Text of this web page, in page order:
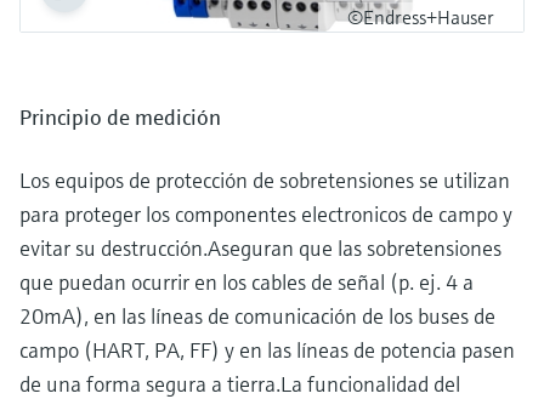
©Endress+Hauser
Principio de medición
Los equipos de protección de sobretensiones se utilizan
para proteger los componentes electronicos de campo y
evitar su destrucción.Aseguran que las sobretensiones
que puedan ocurrir en los cables de señal (p. ej. 4 a
20mA), en las líneas de comunicación de los buses de
campo (HART, PA, FF) y en las líneas de potencia pasen
de una forma segura a tierra.La funcionalidad del